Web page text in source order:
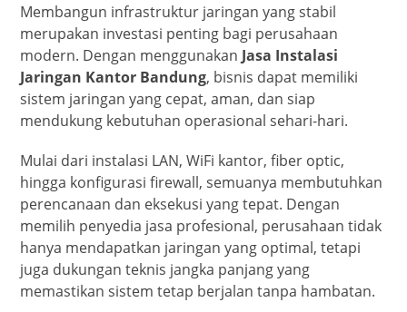
Membangun infrastruktur jaringan yang stabil
merupakan investasi penting bagi perusahaan
modern. Dengan menggunakan Jasa Instalasi
Jaringan Kantor Bandung, bisnis dapat memiliki
sistem jaringan yang cepat, aman, dan siap
mendukung kebutuhan operasional sehari-hari.
Mulai dari instalasi LAN, WiFi kantor, fiber optic,
hingga konfigurasi firewall, semuanya membutuhkan
perencanaan dan eksekusi yang tepat. Dengan
memilih penyedia jasa profesional, perusahaan tidak
hanya mendapatkan jaringan yang optimal, tetapi
juga dukungan teknis jangka panjang yang
memastikan sistem tetap berjalan tanpa hambatan.